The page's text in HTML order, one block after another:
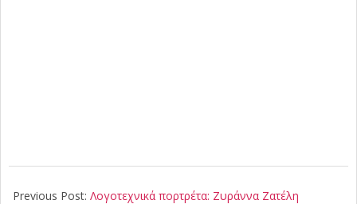
01-
Previous Post: Λογοτεχνικά πορτρέτα: Ζυράννα Ζατέλη